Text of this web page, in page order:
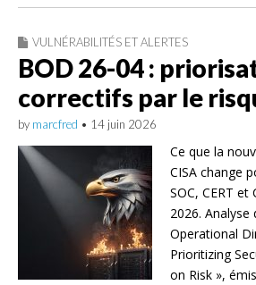
VULNÉRABILITÉS ET ALERTES
BOD 26-04 :
correctifs par le
by marcfred • 14 juin 2026
Ce que la
CISA change
SOC, CERT et
2026. Analyse
Operational
Prioritizing
on Risk »,